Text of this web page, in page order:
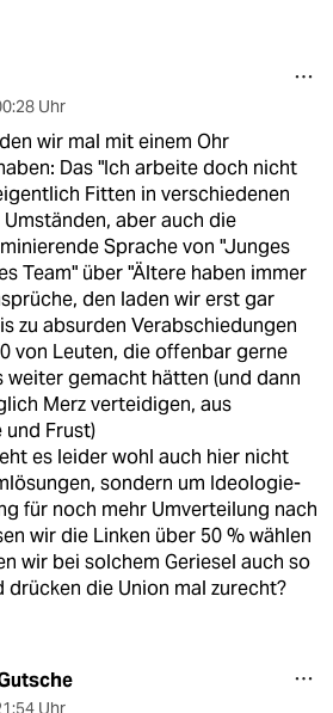
Uhr
wir mal mit einem Ohr
Das "Ich arbeite doch nicht
Fitten in verschiedenen
aber auch die
Sprache von "Junges
Team" über "Ältere haben immer
den laden wir erst gar
zu absurden Verabschiedungen
von Leuten, die offenbar gerne
weiter gemacht hätten (und dann
Merz verteidigen, aus
und Frust)
es leider wohl auch hier nicht
sondern um Ideologie-
für noch mehr Umverteilung nach
wir die Linken über 50 % wählen
wir bei solchem Geriesel auch so
drücken die Union mal zurecht?
Uhr